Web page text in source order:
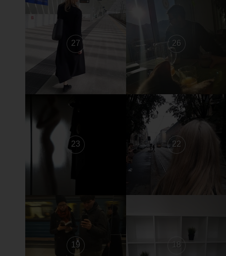
27 26
23 22
19 18